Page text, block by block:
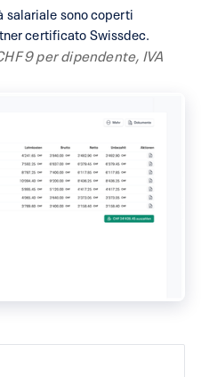
principianti
sono coperti
certificato Swissdec.
9 per dipendente, IVA